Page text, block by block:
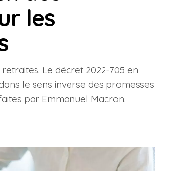
les
Le décret 2022-705 en
le sens inverse des promesses
par Emmanuel Macron.